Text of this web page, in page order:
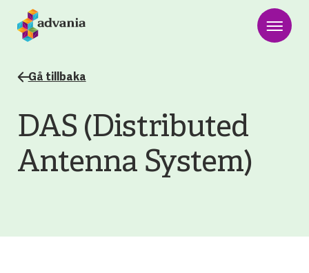
Gå tillbaka
DAS (Distributed
Antenna System)